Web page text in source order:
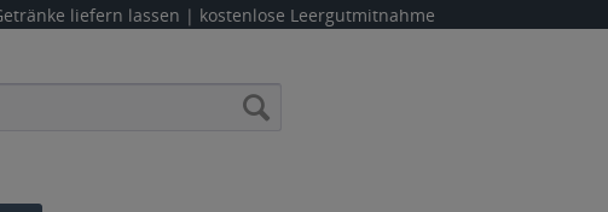
liefern lassen | kostenlose Leergutmitnahme